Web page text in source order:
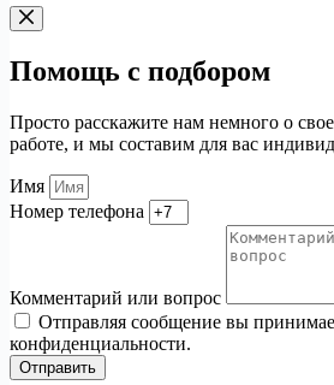
Помощь с подбором
Просто расскажите нам немного о
работе, и мы составим для вас
Имя
Номер телефона
Комментарий или вопрос
Отправляя сообщение вы
конфиденциальности.
Отправить